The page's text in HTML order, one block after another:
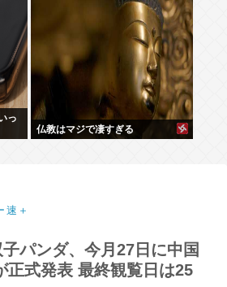
っ
仏教はマジで凄すぎる
速＋
パンダ、今月27日に中国
正式発表 最終観覧日は25